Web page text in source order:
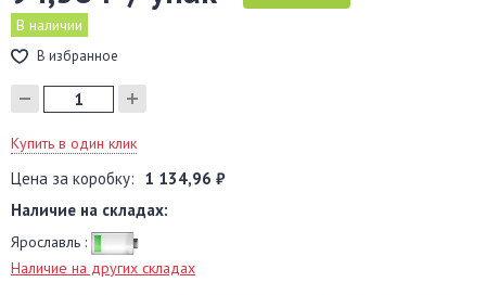
В наличии
В избранное
Купить в один клик
Цена за коробку: 1 134,96 ₽
Наличие на складах:
Ярославль :
Наличие на других складах